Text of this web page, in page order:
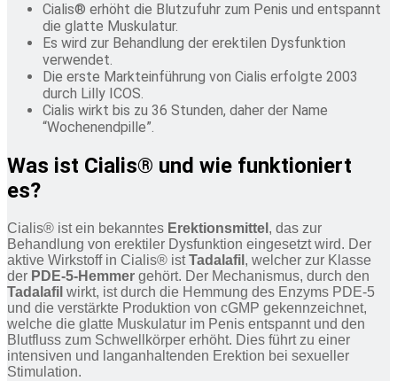
Cialis® erhöht die Blutzufuhr zum Penis und entspannt
die glatte Muskulatur.
Es wird zur Behandlung der erektilen Dysfunktion
verwendet.
Die erste Markteinführung von Cialis erfolgte 2003
durch Lilly ICOS.
Cialis wirkt bis zu 36 Stunden, daher der Name
“Wochenendpille”.
Was ist Cialis® und wie funktioniert
es?
Cialis® ist ein bekanntes Erektionsmittel , das zur
Behandlung von erektiler Dysfunktion eingesetzt wird. Der
aktive Wirkstoff in Cialis® istTadalafil , welcher zur Klasse
der PDE-5-Hemmer gehört. Der Mechanismus, durch den
Tadalafil wirkt, ist durch die Hemmung des Enzyms PDE-5
und die verstärkte Produktion von cGMP gekennzeichnet,
welche die glatte Muskulatur im Penis entspannt und den
Blutfluss zum Schwellkörper erhöht. Dies führt zu einer
intensiven und langanhaltenden Erektion bei sexueller
Stimulation.